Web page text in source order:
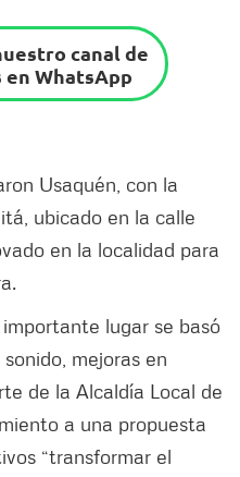
canal de
en WhatsApp
Usaquén, con la
ubicado en la calle
en la localidad para
lugar se basó
mejoras en
de la Alcaldía Local de
a una propuesta
“transformar el